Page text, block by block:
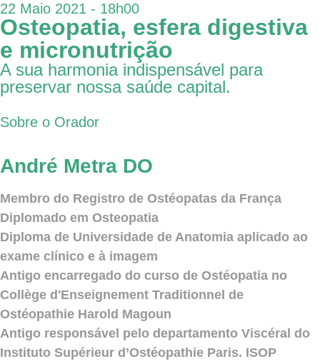
22 Maio 2021 - 18h00
Osteopatia, esfera digestiva
e micronutrição
A sua harmonia indispensável para
preservar nossa saúde capital.
Sobre o Orador
André Metra DO
Membro do Registro de Ostéopatas da França
Diplomado em Osteopatia
Diploma de Universidade de Anatomia aplicado ao
exame clínico e à imagem
Antigo encarregado do curso de Ostéopatia no
Collège d'Enseignement Traditionnel de
Ostéopathie Harold Magoun
Antigo responsável pelo departamento Viscéral do
Instituto Supérieur d’Ostéopathie Paris. ISOP